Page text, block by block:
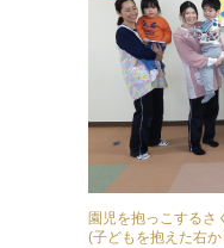
園児を抱っこするさ
(子どもを抱えた右